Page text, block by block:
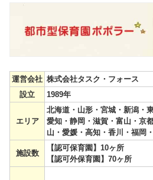
運営会社 株式会社タスク・フォース
設立
1989年
エリア
北海道・山形・宮城・新潟・
愛知・静岡・滋賀・富山・京
山・愛媛・高知・香川・福岡
施設数
【認可保育園】10ヶ所
【認可外保育園】70ヶ所